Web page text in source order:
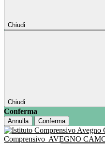
Chiudi
Chiudi
Conferma
Annulla Conferma
Comprensivo AVEGNO